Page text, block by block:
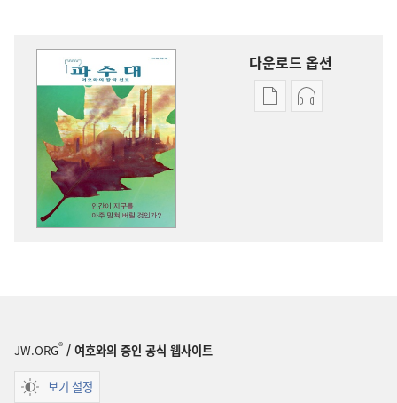
다운로드 옵션
출판물오디오
JW.ORG® / 여호와의 증인 공식 웹사이트
보기 설정